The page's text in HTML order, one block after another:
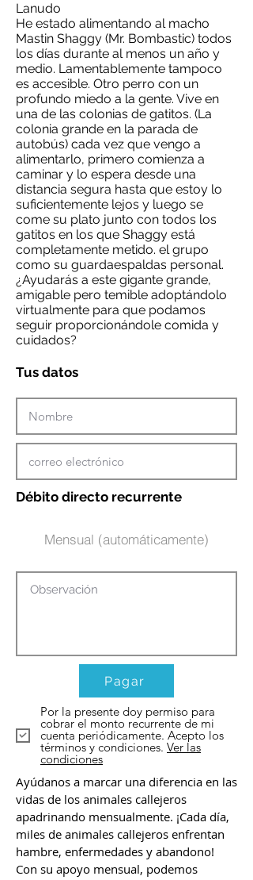
Lanudo
He estado alimentando al macho
Mastin Shaggy (Mr. Bombastic) todos
los días durante al menos un año y
medio. Lamentablemente tampoco
es accesible. Otro perro con un
profundo miedo a la gente. Vive en
una de las colonias de gatitos. (La
colonia grande en la parada de
autobús) cada vez que vengo a
alimentarlo, primero comienza a
caminar y lo espera desde una
distancia segura hasta que estoy lo
suficientemente lejos y luego se
come su plato junto con todos los
gatitos en los que Shaggy está
completamente metido. el grupo
como su guardaespaldas personal.
¿Ayudarás a este gigante grande,
amigable pero temible adoptándolo
virtualmente para que podamos
seguir proporcionándole comida y
cuidados?
Tus datos
Débito directo recurrente
Mensual (automáticamente)
Pagar
Por la presente doy permiso para
cobrar el monto recurrente de mi
cuenta periódicamente. Acepto los
términos y condiciones. Ver las
condiciones
Ayúdanos a marcar una diferencia en las
vidas de los animales callejeros
apadrinando mensualmente. ¡Cada día,
miles de animales callejeros enfrentan
hambre, enfermedades y abandono!
Con su apoyo mensual, podemos